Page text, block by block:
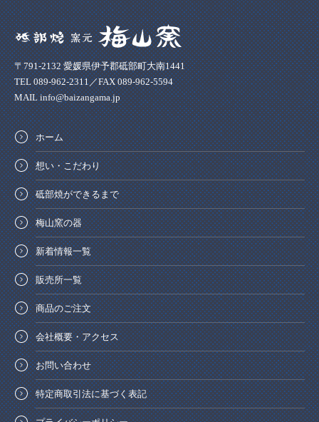
〒791-2132 愛媛県伊予郡砥部町大南1441
TEL 089-962-2311／FAX 089-962-5594
MAIL info@baizangama.jp
ホーム
想い・こだわり
砥部焼ができるまで
梅山窯の器
新着情報一覧
販売所一覧
商品のご注文
会社概要・アクセス
お問い合わせ
特定商取引法に基づく表記